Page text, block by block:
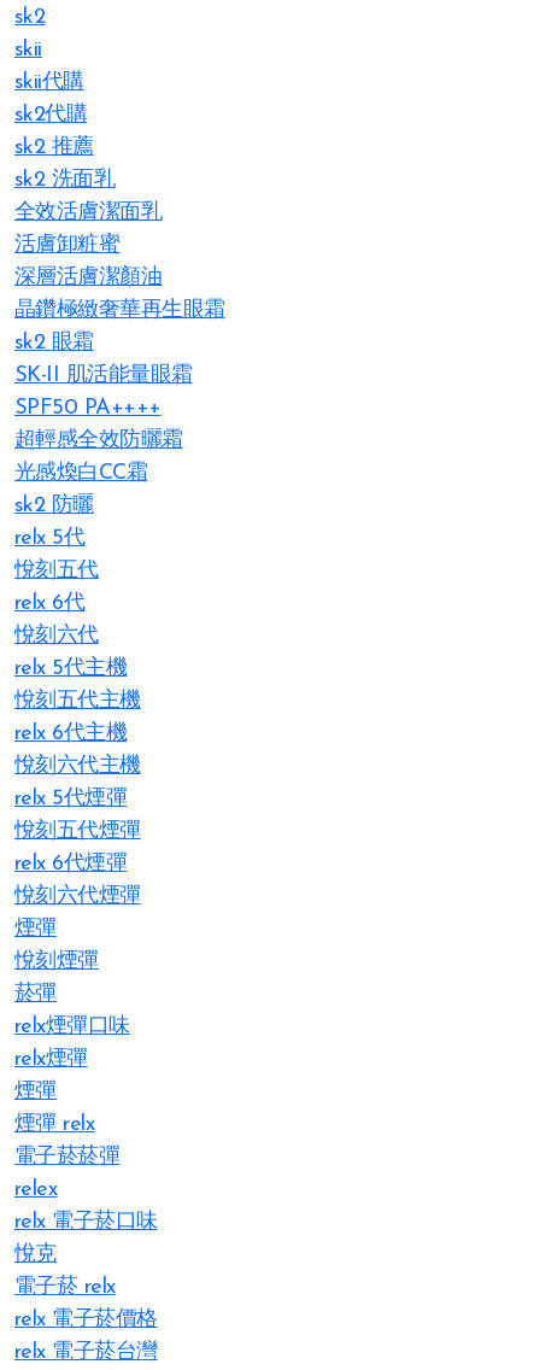
sk2
skii
skii代購
sk2代購
sk2 推薦
sk2 洗面乳
全效活膚潔面乳
活膚卸粧蜜
深層活膚潔顏油
晶鑽極緻奢華再生眼霜
sk2 眼霜
SK-II 肌活能量眼霜
SPF50 PA++++
超輕感全效防曬霜
光感煥白CC霜
sk2 防曬
relx 5代
悅刻五代
relx 6代
悅刻六代
relx 5代主機
悅刻五代主機
relx 6代主機
悅刻六代主機
relx 5代煙彈
悅刻五代煙彈
relx 6代煙彈
悅刻六代煙彈
煙彈
悅刻煙彈
菸彈
relx煙彈口味
relx煙彈
煙彈
煙彈 relx
電子菸菸彈
relex
relx 電子菸口味
悅克
電子菸 relx
relx 電子菸價格
relx 電子菸台灣